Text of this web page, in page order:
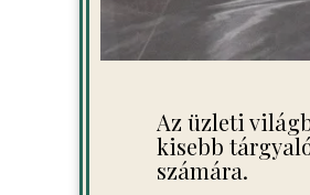
Az üzleti
kisebb
számára.